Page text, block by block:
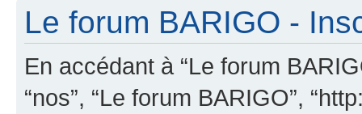
Le forum BARIGO -
En accédant à “Le forum
“nos”, “Le forum BARIGO”,